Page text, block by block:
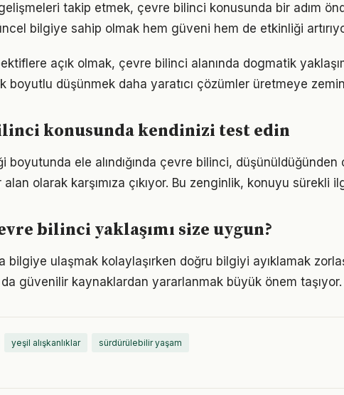
takip etmek, çevre bilinci konusunda bir adım
bilgiye sahip olmak hem güveni hem de etkinliği
açık olmak, çevre bilinci alanında dogmatik
boyutlu düşünmek daha yaratıcı çözümler üretmeye zemin
konusunda kendinizi test edin
boyutunda ele alındığında çevre bilinci,
alan olarak karşımıza çıkıyor. Bu zenginlik, konuyu sürekli
bilinci yaklaşımı size uygun?
bilgiye ulaşmak kolaylaşırken doğru bilgiyi ayıklamak
güvenilir kaynaklardan yararlanmak büyük önem taşıyor.
yeşil alışkanlıklar sürdürülebilir yaşam